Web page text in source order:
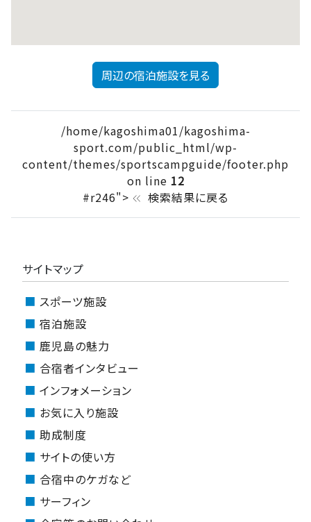
周辺の宿泊施設を見る
/home/kagoshima01/kagoshima-
sport.com/public_html/wp-
content/themes/sportscampguide/footer.php
on line 12
#r246"> keyboard_double_arrow_left 検索結果に戻る
サイトマップ
スポーツ施設
宿泊施設
鹿児島の魅力
合宿者インタビュー
インフォメーション
お気に入り施設
助成制度
サイトの使い方
合宿中のケガなど
サーフィン